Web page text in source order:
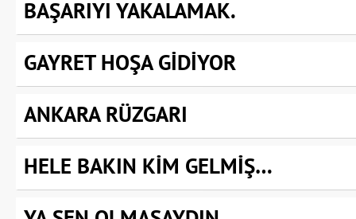
BAŞARIYI YAKALAMAK.
GAYRET HOŞA GİDİYOR
ANKARA RÜZGARI
HELE BAKIN KİM GELMİŞ…